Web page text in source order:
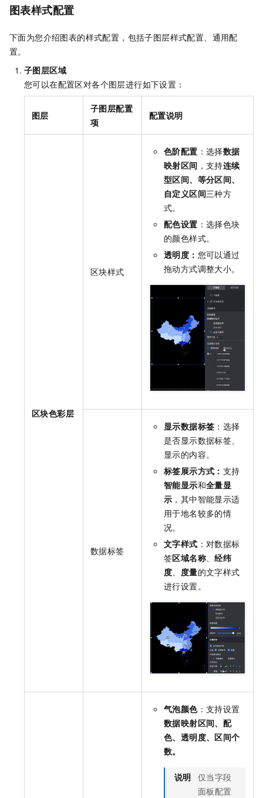
图表样式配置
下面为您介绍图表的样式配置，包括子图层样式配置、通用配
置。
子图层区域
您可以在配置区对各个图层进行如下设置：
图层
子图层配置
项
配置说明
区块色彩层
区块样式
色阶配置 ：选择数据
映射区间 ，支持连续
型区间、等分区间、
自定义区间三种方
式。
配色设置 ：选择色块
的颜色样式。
透明度： 您可以通过
拖动方式调整大小。
数据标签
显示数据标签 ：选择
是否显示数据标签、
显示的内容。
标签展示方式： 支持
智能显示和全量显
示 ，其中智能显示适
用于地名较多的情
况。
文字样式 ：对数据标
签区域名称、经纬
度、 度量的文字样式
进行设置。
气泡颜色：支持设置
数据映射区间、配
色、透明度、区间个
数。
说明 仅当字段
面板配置